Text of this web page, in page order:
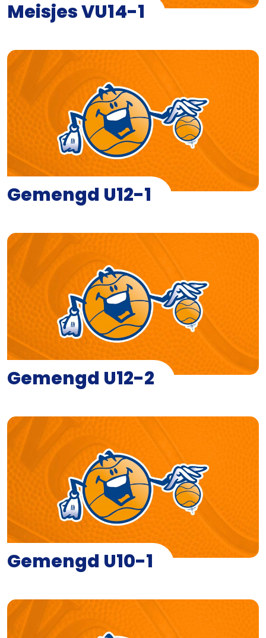
Meisjes VU14-1
Gemengd U12-1
Gemengd U12-2
Gemengd U10-1